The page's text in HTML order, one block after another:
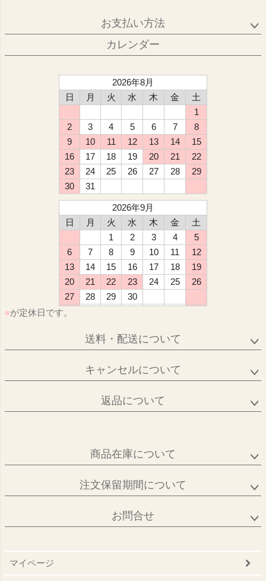
お支払い方法
カレンダー
2026年8月
日
月 火 水 木 金
土
1
2
3 4 5 6 7
8
9
10 11 12 13 14
15
16
17 18 19 20 21
22
23
24 25 26 27 28
29
30
31
2026年9月
日
月 火 水 木 金
土
1
2 3 4
5
6
7 8 9 10 11
12
13
14 15 16 17 18
19
20
21 22 23 24 25
26
27
28 29
30
■が定休日です。
送料・配送について
キャンセルについて
返品について
商品在庫について
注文保留期間について
お問合せ
マイページ